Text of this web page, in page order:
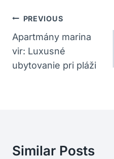
Navigácia
V
Článku
PREVIOUS
Apartmány marina
vir: Luxusné
ubytovanie pri pláži
Similar Posts